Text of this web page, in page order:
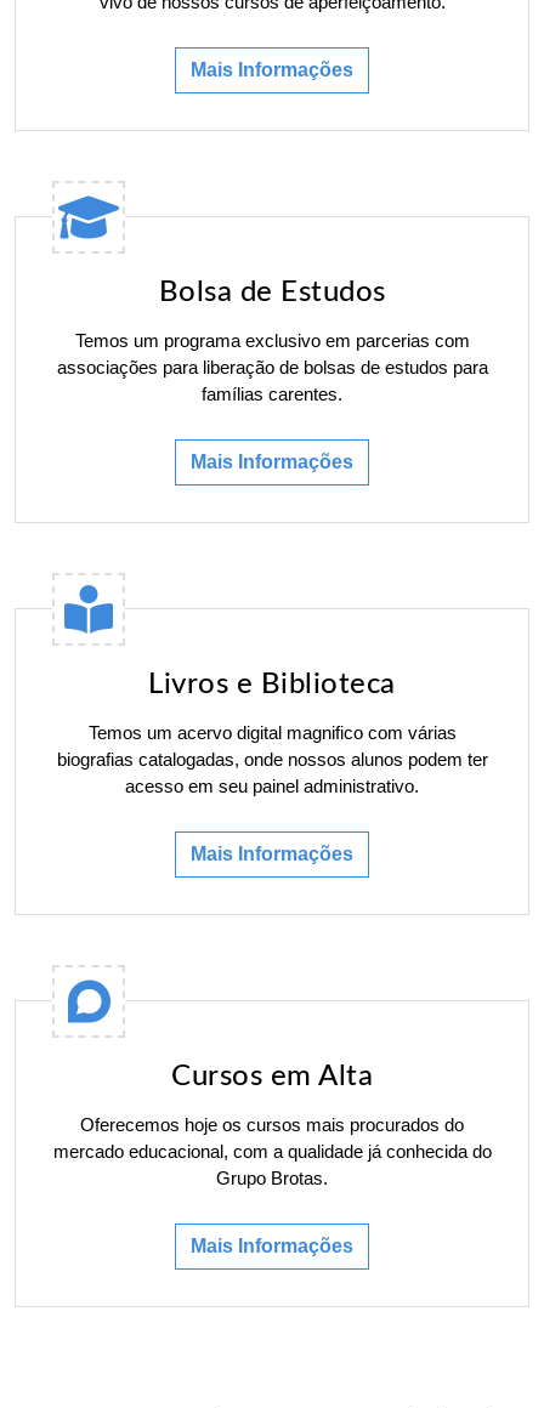
Mais Informações
Bolsa de Estudos
Temos um programa exclusivo em parcerias com
associações para liberação de bolsas de estudos para
famílias carentes.
Mais Informações
Livros e Biblioteca
Temos um acervo digital magnifico com várias
biografias catalogadas, onde nossos alunos podem ter
acesso em seu painel administrativo.
Mais Informações
Cursos em Alta
Oferecemos hoje os cursos mais procurados do
mercado educacional, com a qualidade já conhecida do
Grupo Brotas.
Mais Informações